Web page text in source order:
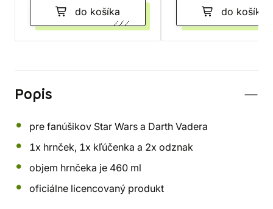
do košíka do košíka
Popis
pre fanúšikov Star Wars a Darth Vadera
1x hrnček, 1x kľúčenka a 2x odznak
objem hrnčeka je 460 ml
oficiálne licencovaný produkt